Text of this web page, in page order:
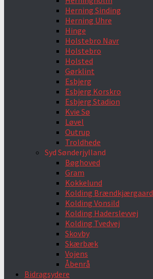
Herning Sinding
Herning Uhre
Hinge
Holstebro Navr
Holstebro
Holsted
Gørklint
Esbjerg
Esbjerg Korskro
Esbjerg Stadion
Kvie Sø
Løvel
Outrup
Troldhede
Syd Sønderjylland
Bøghoved
Gram
Kokkelund
Kolding Brændkjærgaard
Kolding Vonsild
Kolding Haderslevvej
Kolding Tvedvej
Skovby
Skærbæk
Vojens
Åbenrå
Bidragsydere